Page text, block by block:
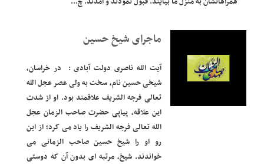
آیت الله ناصری دولت آبادی : در خراسان،
شیخی حسین نام، سخت به ولی عصر عجل الله
تعالی فرجه الشریف علاقمند بود. او از شدت
این علاقه، پیاپی حضرت صاحب الزمان عجل
الله تعالی فرجه الشریف را یاد می کرد؛ از این
رو او را شیخ حسین صاحب الزمانی می
خواندند. شیخ، مرتبه ای بدون آن که دوستی